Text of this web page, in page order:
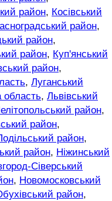
район, Косівський
район,
район,
район, Куп'янський
район,
, Луганський
область, Львівський
район,
район,
район,
район, Ніжинський
Сіверський
, Новомосковський
район,